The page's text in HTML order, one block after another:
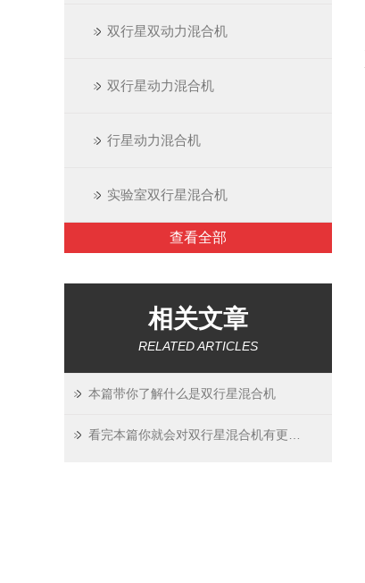
双行星双动力混合机
双行星动力混合机
行星动力混合机
实验室双行星混合机
查看全部
相关文章
RELATED ARTICLES
本篇带你了解什么是双行星混合机